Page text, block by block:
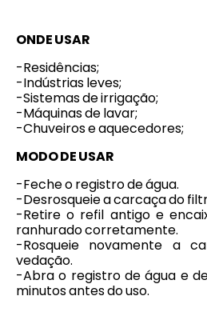
ONDE USAR
-Residências;
-Indústrias leves;
-Sistemas de irrigação;
-Máquinas de lavar;
-Chuveiros e aquecedores;
MODO DE USAR
-Feche o registro de água.
-Desrosqueie a carcaça do
-Retire o refil antigo e
ranhurado corretamente.
-Rosqueie novamente a
vedação.
-Abra o registro de água e
minutos antes do uso.